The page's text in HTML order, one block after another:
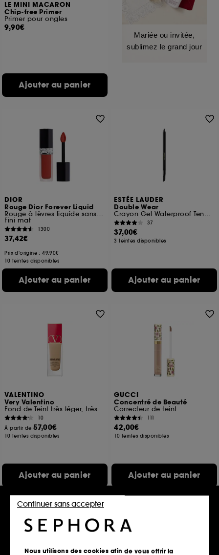
LE MINI MACARON
Chip-free Primer
Primer pour ongles
9,90€
Ajouter au panier
Mariée ou invitée,
sublimez le grand jour
DIOR
Rouge Dior Forever Liquid
Rouge à lèvres liquide sans transfert
Fini mat
1300
37,42€
Prix d'origine : 49,90€
10 teintes disponibles
Ajouter au panier
ESTÉE LAUDER
Double Wear
Crayon Gel Waterproof Tenue 24H
37
37,00€
3 teintes disponibles
Ajouter au panier
VALENTINO
Very Valentino
Fond de Teint très léger, très longue tenue 24h, SPF 25
10
À partir de57,00€
10 teintes disponibles
Ajouter au panier
GUCCI
Concentré de Beauté
Correcteur de teint
111
42,00€
10 teintes disponibles
Ajouter au panier
Nous utilisons des cookies afin de vous offrir la
Continuer sans accepter